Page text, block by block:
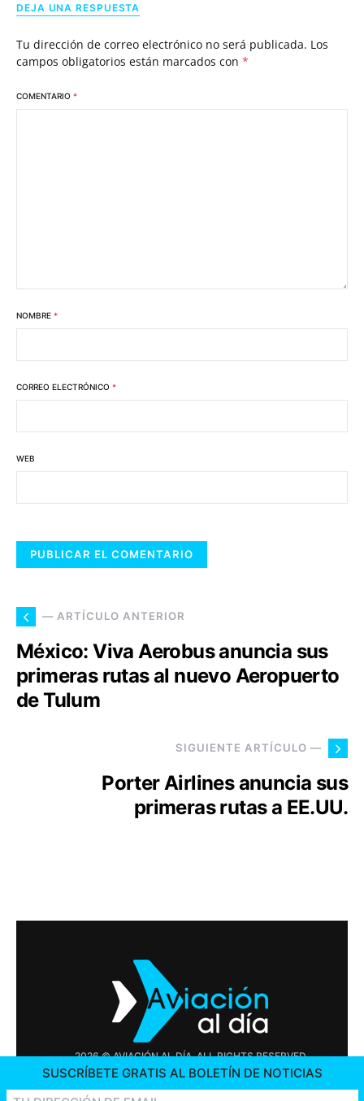
DEJA UNA RESPUESTA
Tu dirección de correo electrónico no será publicada. Los
campos obligatorios están marcados con *
COMENTARIO *
NOMBRE *
CORREO ELECTRÓNICO *
WEB
— ARTÍCULO ANTERIOR
México: Viva Aerobus anuncia sus
primeras rutas al nuevo Aeropuerto
de Tulum
SIGUIENTE ARTÍCULO —
Porter Airlines anuncia sus
primeras rutas a EE.UU.
2026 © AVIACIÓN AL DÍA. ALL RIGHTS RESERVED
SUSCRÍBETE GRATIS AL BOLETÍN DE NOTICIAS